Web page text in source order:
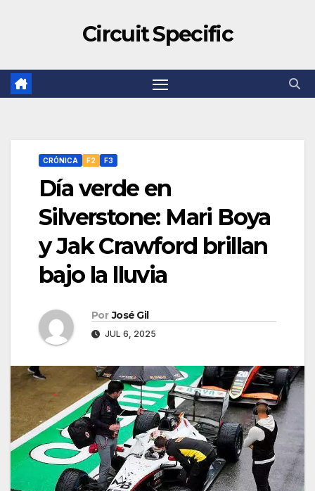
Circuit Specific
CRÓNICA F2 F3
Día verde en
Silverstone: Mari Boya
y Jak Crawford brillan
bajo la lluvia
Por José Gil
JUL 6, 2025